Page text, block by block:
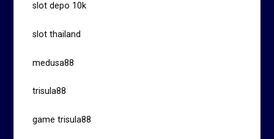
slot depo 10k
slot thailand
medusa88
trisula88
game trisula88